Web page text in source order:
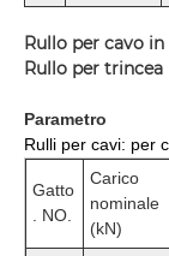
Rullo per cavo
Rullo per
Parametro
Rulli per cavi: per
Gatto
. NO.
Carico
nominale
(kN)